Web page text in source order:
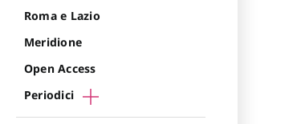
Roma e Lazio
Meridione
Open Access
Periodici